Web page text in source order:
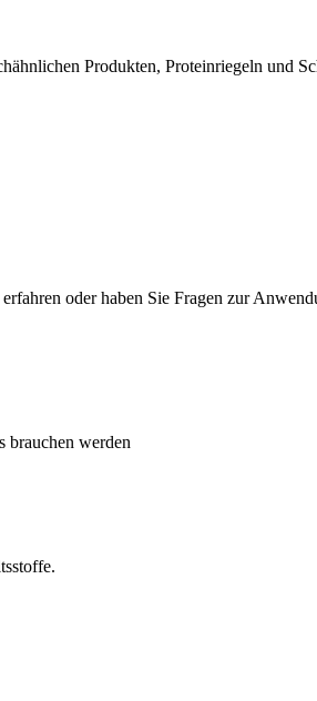
Produkten, Proteinriegeln und
oder haben Sie Fragen zur
brauchen werden